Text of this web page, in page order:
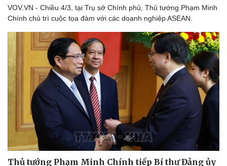
Thể thao
Bóng đá
Lịch thi đấu bóng đá
Thế giới thể thao
eSports
Hậu trường
Ô tô - Xe máy
Ô tô
Xe máy
Tư vấn
VOV.VN - Chiều 4/3, tại Trụ sở Chính phủ, Thủ tướng Phạm Minh
Chính chủ trì cuộc tọa đàm với các doanh nghiệp ASEAN.
Thủ tướng Phạm Minh Chính tiếp Bí thư Đảng ủy